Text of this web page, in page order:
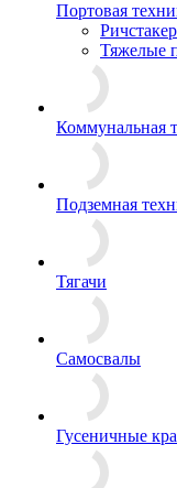
Портовая
Ричстакер
Тяжелые
Коммунальная
Подземная
Тягачи
Самосвалы
Гусеничные